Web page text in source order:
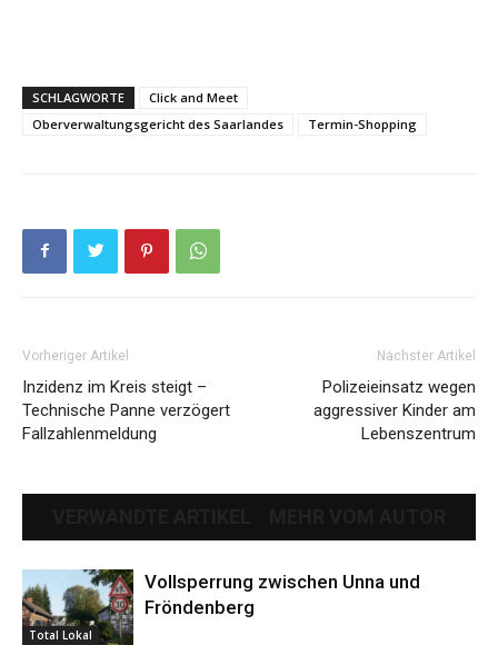
SCHLAGWORTE
Click and Meet
Oberverwaltungsgericht des Saarlandes
Termin-Shopping
Vorheriger Artikel
Inzidenz im Kreis steigt –
Technische Panne verzögert
Fallzahlenmeldung
Nächster Artikel
Polizeieinsatz wegen
aggressiver Kinder am
Lebenszentrum
Total Lokal
Vollsperrung zwischen Unna und
Fröndenberg